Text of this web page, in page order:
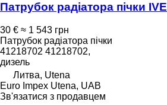
Патрубок радіатора пічки
30 € ≈ 1 543 грн
Патрубок радіатора пічки
41218702 41218702,
дизель
Литва, Utena
Euro Impex Utena, UAB
Зв'язатися з продавцем